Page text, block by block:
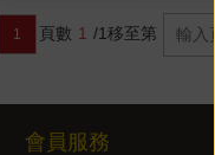
1 頁數 1 /1移至第
會員服務